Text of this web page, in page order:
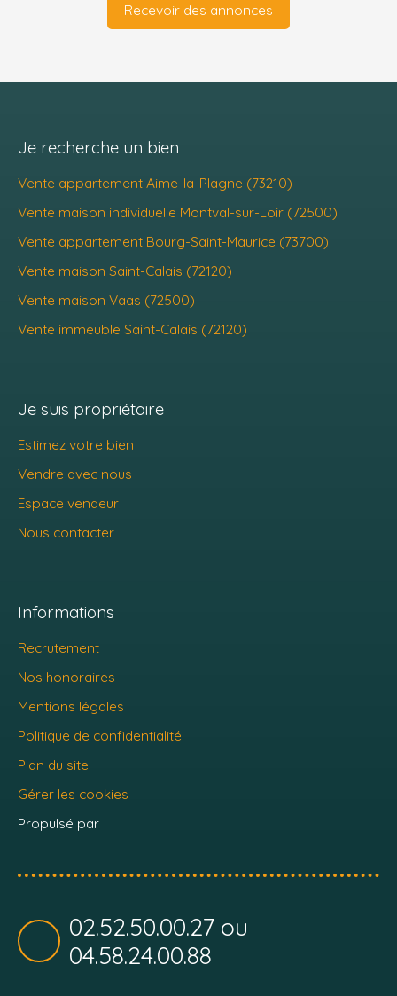
Recevoir des annonces
Je recherche un bien
Vente appartement Aime-la-Plagne (73210)
Vente maison individuelle Montval-sur-Loir (72500)
Vente appartement Bourg-Saint-Maurice (73700)
Vente maison Saint-Calais (72120)
Vente maison Vaas (72500)
Vente immeuble Saint-Calais (72120)
Je suis propriétaire
Estimez votre bien
Vendre avec nous
Espace vendeur
Nous contacter
Informations
Recrutement
Nos honoraires
Mentions légales
Politique de confidentialité
Plan du site
Gérer les cookies
Propulsé par
02.52.50.00.27 ou
04.58.24.00.88